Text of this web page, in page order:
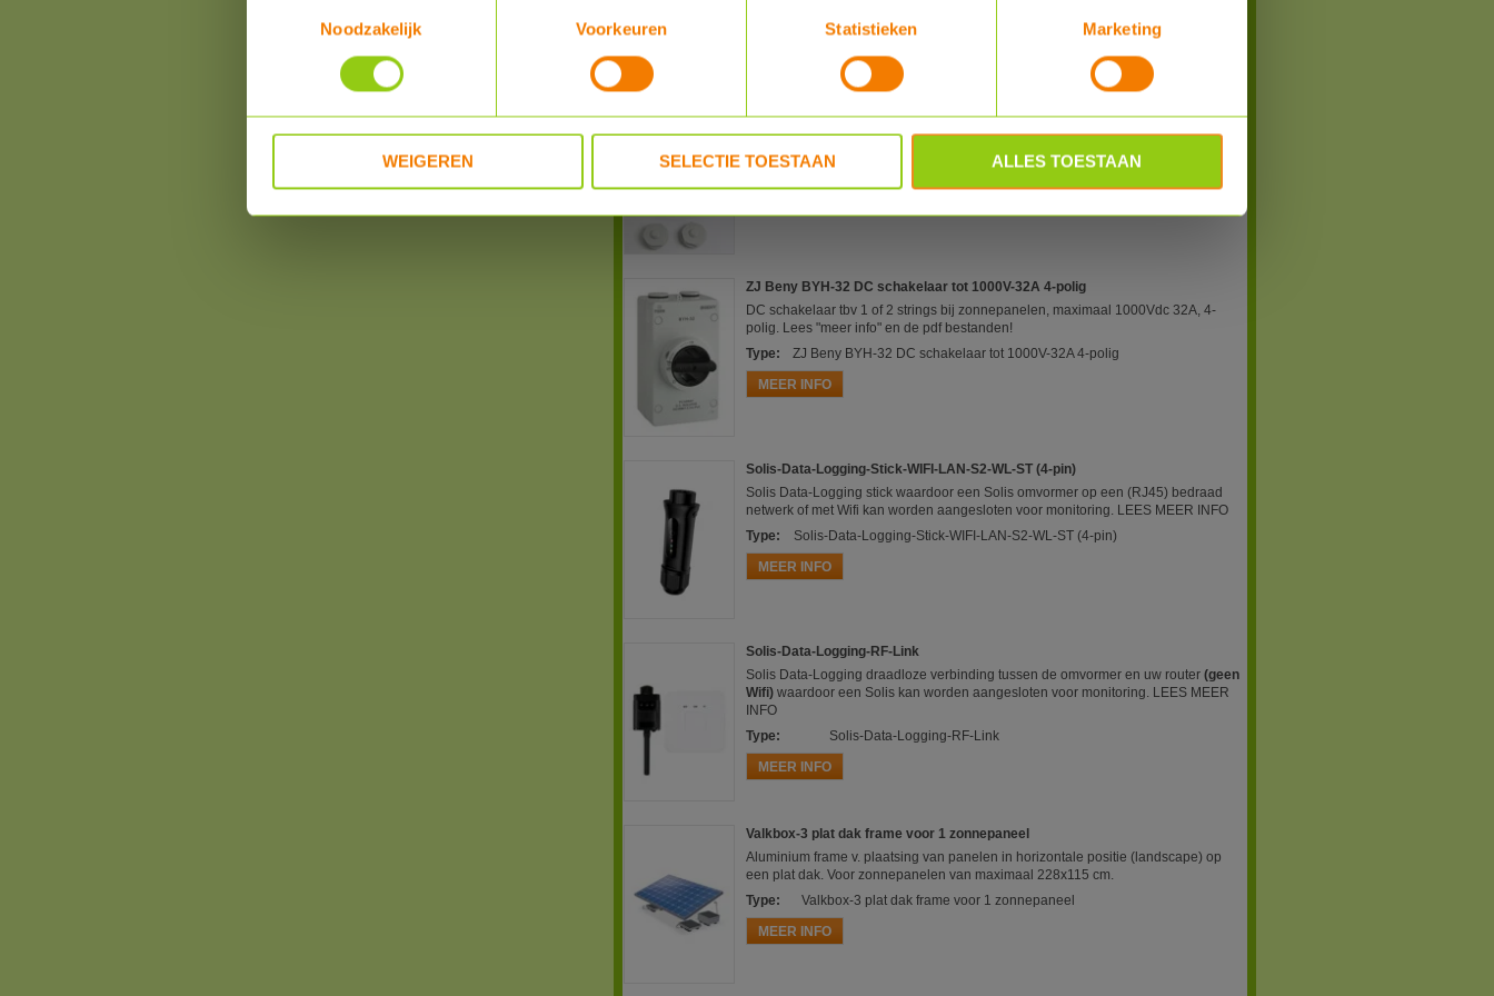
Noodzakelijk
Voorkeuren Statistieken Marketing
WEIGEREN SELECTIE TOESTAAN ALLES TOESTAAN
Totaal € 1809, - € 460.00
Type:
ABB Werkschakelaar 1-fase 2-polig 25A
ZJ Beny BYH-32 DC schakelaar tot 1000V-32A 4-polig
DC schakelaar tbv 1 of 2 strings bij zonnepanelen, maximaal 1000Vdc 32A, 4-
polig. Lees "meer info" en de pdf bestanden!
Type:
ZJ Beny BYH-32 DC schakelaar tot 1000V-32A 4-polig
MEER INFO
Solis-Data-Logging-Stick-WIFI-LAN-S2-WL-ST (4-pin)
Solis Data-Logging stick waardoor een Solis omvormer op een (RJ45) bedraad
netwerk of met Wifi kan worden aangesloten voor monitoring. LEES MEER INFO
Type:
Solis-Data-Logging-Stick-WIFI-LAN-S2-WL-ST (4-pin)
MEER INFO
Solis-Data-Logging-RF-Link
Solis Data-Logging draadloze verbinding tussen de omvormer en uw router (geen
Wifi) waardoor een Solis kan worden aangesloten voor monitoring. LEES MEER
INFO
Type:
Solis-Data-Logging-RF-Link
MEER INFO
Valkbox-3 plat dak frame voor 1 zonnepaneel
Aluminium frame v. plaatsing van panelen in horizontale positie (landscape) op
een plat dak. Voor zonnepanelen van maximaal 228x115 cm.
Type:
Valkbox-3 plat dak frame voor 1 zonnepaneel
MEER INFO